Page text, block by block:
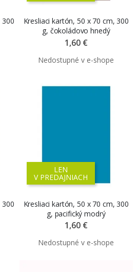
300
Kresliaci kartón, 50 x 70 cm, 300
g, čokoládovo hnedý
1,60 €
300
LEN
V PREDAJNIACH
Kresliaci kartón, 50 x 70 cm, 300
g, pacifický modrý
1,60 €